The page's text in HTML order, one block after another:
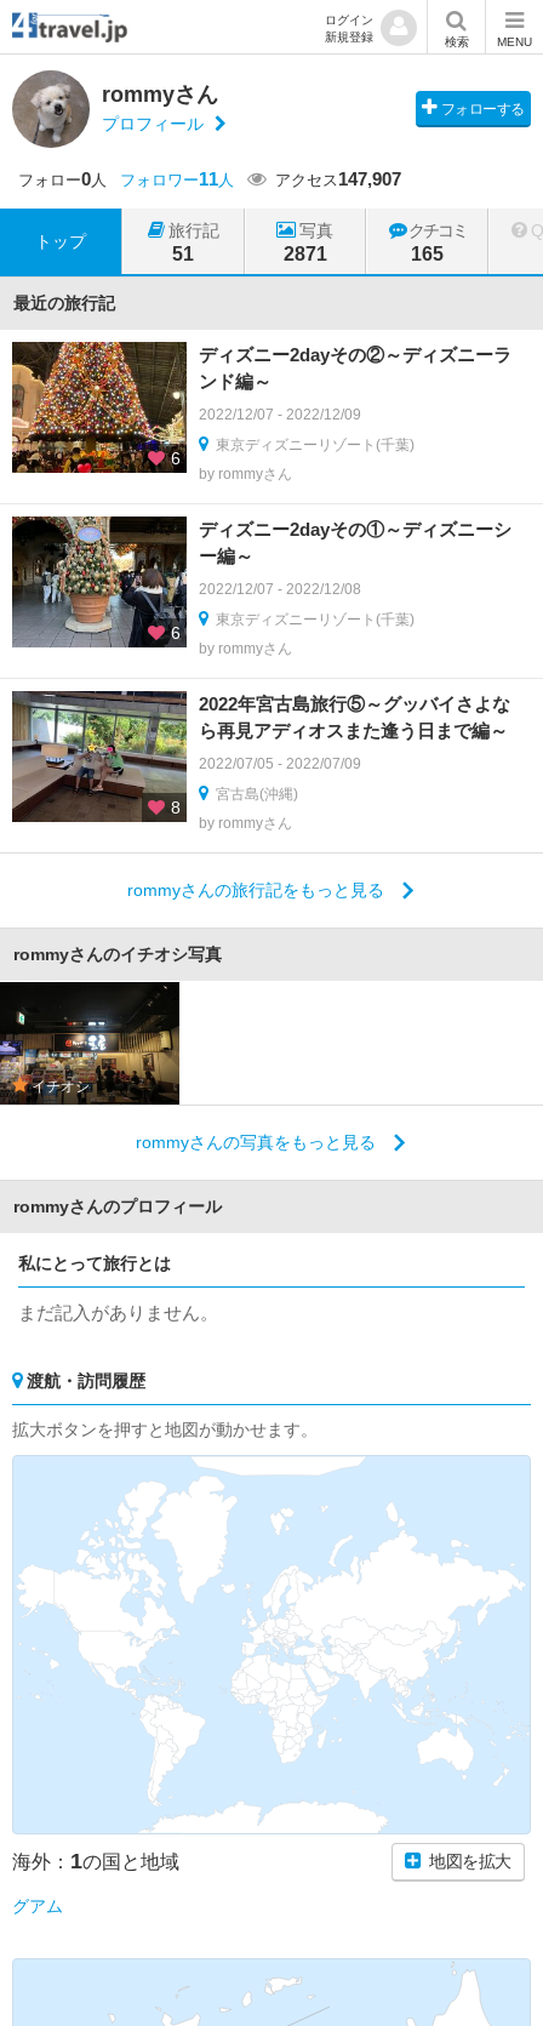
ログイン
新規登録
検索 MENU
rommyさん
プロフィール
フォローする
フォロー0人 フォロワー11人 アクセス147,907
トップ
旅行記
51
写真
2871
クチコミ
165
最近の旅行記
6
ディズニー2dayその②～ディズニーラ
ンド編～
2022/12/07 - 2022/12/09
東京ディズニーリゾート(千葉)
by rommyさん
6
ディズニー2dayその①～ディズニーシ
ー編～
2022/12/07 - 2022/12/08
東京ディズニーリゾート(千葉)
by rommyさん
8
2022年宮古島旅行⑤～グッバイさよな
ら再見アディオスまた逢う日まで編～
2022/07/05 - 2022/07/09
宮古島(沖縄)
by rommyさん
rommyさんの旅行記をもっと見る
rommyさんのイチオシ写真
イチオシ
rommyさんの写真をもっと見る
rommyさんのプロフィール
私にとって旅行とは
まだ記入がありません。
渡航・訪問履歴
拡大ボタンを押すと地図が動かせます。
海外： 1の国と地域 地図を拡大
グアム